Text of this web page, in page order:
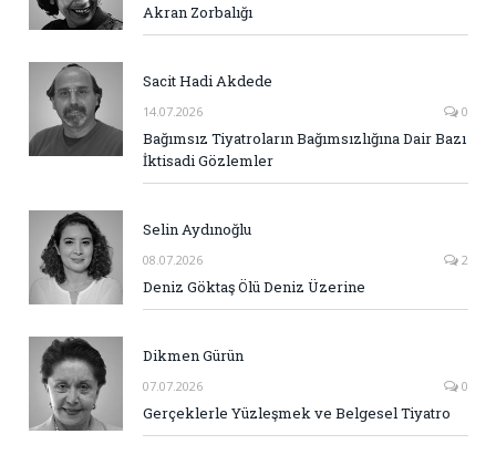
Akran Zorbalığı
Sacit Hadi Akdede
14.07.2026 0
Bağımsız Tiyatroların Bağımsızlığına Dair Bazı
İktisadi Gözlemler
Selin Aydınoğlu
08.07.2026 2
Deniz Göktaş Ölü Deniz Üzerine
Dikmen Gürün
07.07.2026 0
Gerçeklerle Yüzleşmek ve Belgesel Tiyatro